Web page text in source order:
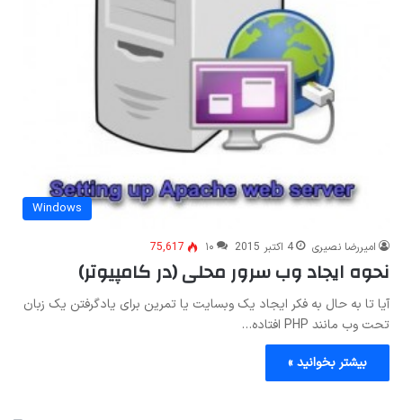
Windows
امیررضا نصیری 4 اکتبر 2015 ۱۰ 75,617
نحوه ایجاد وب سرور محلی (در کامپیوتر)
آیا تا به حال به فکر ایجاد یک وبسایت یا تمرین برای یادگرفتن یک زبان
تحت وب مانند PHP افتاده…
بیشتر بخوانید »